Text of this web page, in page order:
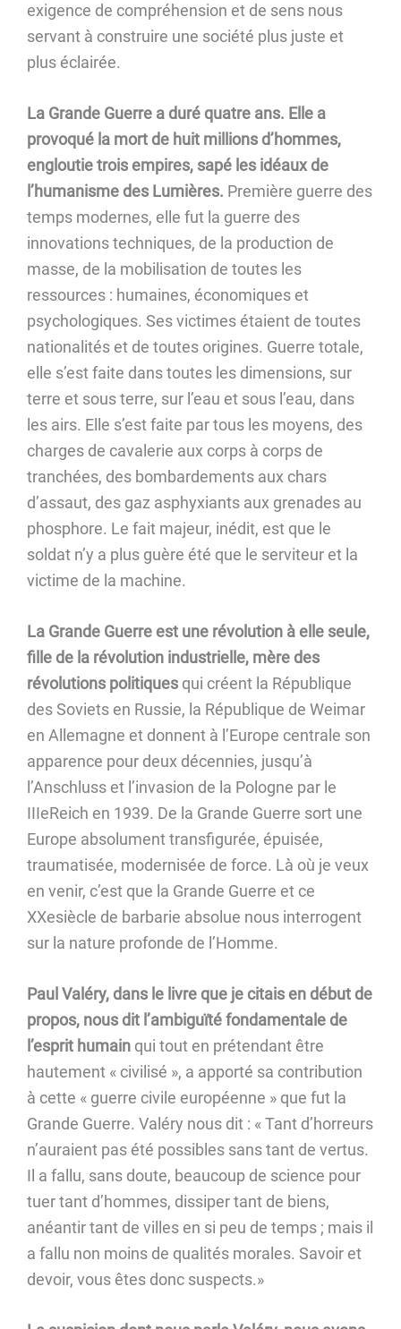
exigence de compréhension et de sens nous
servant à construire une société plus juste et
plus éclairée.
La Grande Guerre a duré quatre ans. Elle a
provoqué la mort de huit millions d’hommes,
engloutie trois empires, sapé les idéaux de
l’humanisme des Lumières. Première guerre des
temps modernes, elle fut la guerre des
innovations techniques, de la production de
masse, de la mobilisation de toutes les
ressources : humaines, économiques et
psychologiques. Ses victimes étaient de toutes
nationalités et de toutes origines. Guerre totale,
elle s’est faite dans toutes les dimensions, sur
terre et sous terre, sur l’eau et sous l’eau, dans
les airs. Elle s’est faite par tous les moyens, des
charges de cavalerie aux corps à corps de
tranchées, des bombardements aux chars
d’assaut, des gaz asphyxiants aux grenades au
phosphore. Le fait majeur, inédit, est que le
soldat n’y a plus guère été que le serviteur et la
victime de la machine.
La Grande Guerre est une révolution à elle seule,
fille de la révolution industrielle, mère des
révolutions politiques qui créent la République
des Soviets en Russie, la République de Weimar
en Allemagne et donnent à l’Europe centrale son
apparence pour deux décennies, jusqu’à
l’Anschluss et l’invasion de la Pologne par le
IIIeReich en 1939. De la Grande Guerre sort une
Europe absolument transfigurée, épuisée,
traumatisée, modernisée de force. Là où je veux
en venir, c’est que la Grande Guerre et ce
XXesiècle de barbarie absolue nous interrogent
sur la nature profonde de l’Homme.
Paul Valéry, dans le livre que je citais en début de
propos, nous dit l’ambiguïté fondamentale de
l’esprit humain qui tout en prétendant être
hautement « civilisé », a apporté sa contribution
à cette « guerre civile européenne » que fut la
Grande Guerre. Valéry nous dit : « Tant d’horreurs
n’auraient pas été possibles sans tant de vertus.
Il a fallu, sans doute, beaucoup de science pour
tuer tant d’hommes, dissiper tant de biens,
anéantir tant de villes en si peu de temps ; mais il
a fallu non moins de qualités morales. Savoir et
devoir, vous êtes donc suspects.»